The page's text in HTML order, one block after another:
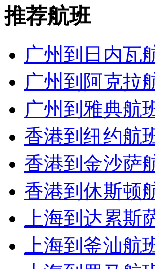
推荐航班
广州到日内瓦
广州到阿克拉
广州到雅典航
香港到纽约航
香港到金沙萨
香港到休斯顿
上海到达累斯
上海到釜汕航